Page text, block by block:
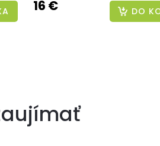
16 € DO